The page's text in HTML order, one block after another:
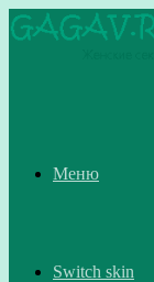
Меню
Switch skin